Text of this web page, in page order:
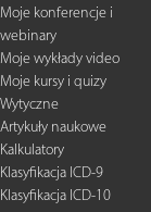
Moje konferencje i
webinary
Moje wykłady video
Moje kursy i quizy
Wytyczne
Artykuły naukowe
Kalkulatory
Klasyfikacja ICD-9
Klasyfikacja ICD-10